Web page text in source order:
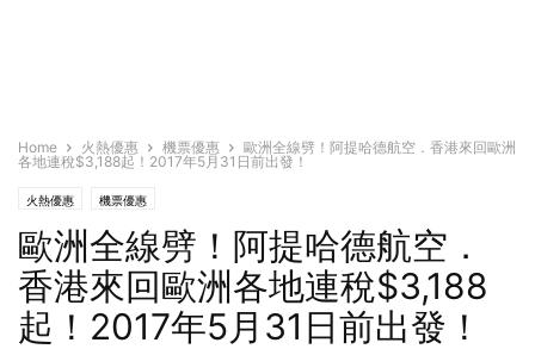
Home 火熱優惠 機票優惠
歐洲全線劈！阿提哈德航空．香港來回歐洲
各地連稅$3,188起！2017年5月31日前出發！
火熱優惠 機票優惠
歐洲全線劈！阿提哈德航空．
香港來回歐洲各地連稅$3,188
起！2017年5月31日前出發！